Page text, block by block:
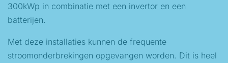
300kWp in combinatie met een invertor en een
batterijen.
Met deze installaties kunnen de frequente
stroomonderbrekingen opgevangen worden. Dit is heel